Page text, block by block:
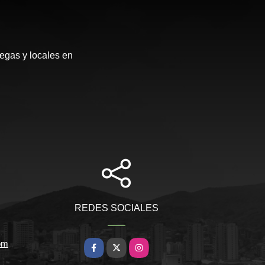
y locales en
REDES SOCIALES
Facebook
X Instagram